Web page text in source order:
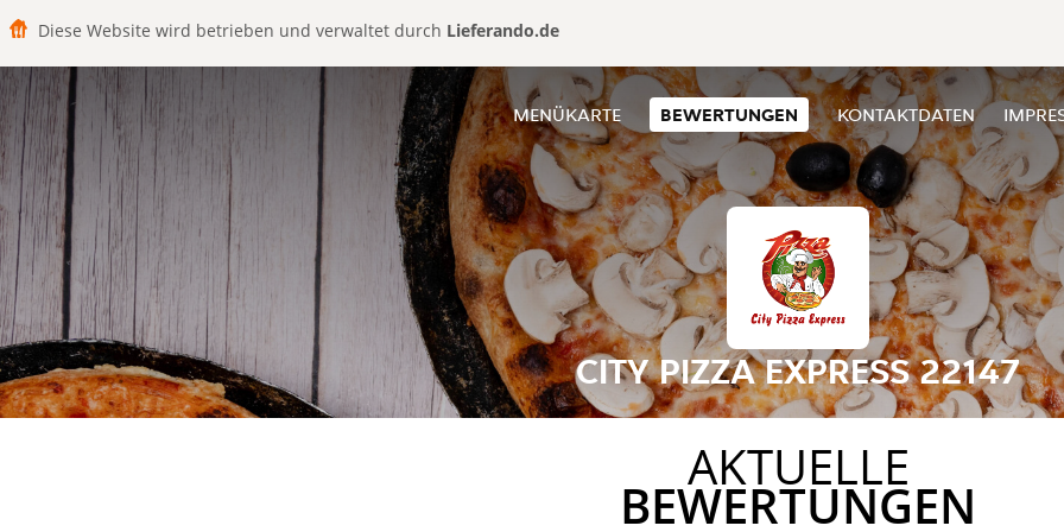
Diese Website wird betrieben und verwaltet durch Lieferando.de
MENÜKARTE BEWERTUNGEN KONTAKTDATEN
CITY PIZZA EXPRESS 22147
AKTUELLE
BEWERTUNGEN